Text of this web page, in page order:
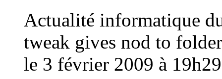
Actualité informatique
tweak gives nod to
le 3 février 2009 à